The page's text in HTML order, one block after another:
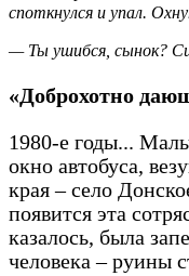
споткнулся и упал.
— Ты ушибся, сынок?
«Доброхотно
1980-е годы...
окно автобуса,
края – село
появится эта
казалось, была
человека – руины